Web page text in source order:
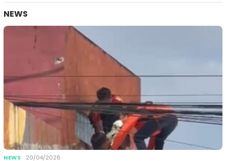
NEWS
NEWS 20/04/2026